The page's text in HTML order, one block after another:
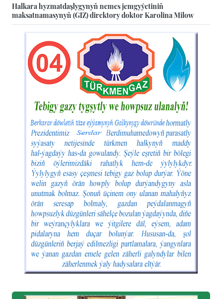
Halkara hyzmatdaşlygynyň nemes jemgyýetiniň
maksatnamasynyň (GIZ) direktory doktor Karolina Milow